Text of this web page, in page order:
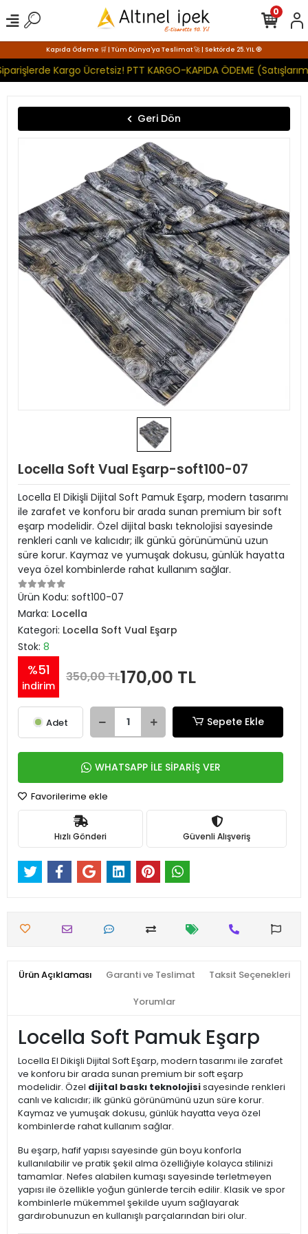
Kapıda Ödeme 🛒 | Tüm Dünya'ya Teslimat 🚀 | Sektörde 25. YIL 🧿
Kargo Ücretsiz! PTT KARGO-KAPIDA ÖDEME
0
Geri Dön
Locella Soft Vual Eşarp-soft100-07
Locella El Dikişli Dijital Soft Pamuk Eşarp, modern tasarımı
ile zarafet ve konforu bir arada sunan premium bir soft
eşarp modelidir. Özel dijital baskı teknolojisi sayesinde
renkleri canlı ve kalıcıdır; ilk günkü görünümünü uzun
süre korur. Kaymaz ve yumuşak dokusu, günlük hayatta
veya özel kombinlerde rahat kullanım sağlar.
Ürün Kodu: soft100-07
Marka: Locella
Kategori: Locella Soft Vual Eşarp
Stok: 8
%51
indirim
350,00 TL170,00 TL
Adet Sepete Ekle
WHATSAPP İLE SİPARİŞ VER
Favorilerime ekle
Hızlı Gönderi Güvenli Alışveriş
Ürün Açıklaması Garanti ve Teslimat Taksit Seçenekleri
Yorumlar
Locella Soft Pamuk Eşarp
Locella El Dikişli Dijital Soft Eşarp, modern tasarımı ile zarafet
ve konforu bir arada sunan premium bir soft eşarp
modelidir. Özel dijital baskı teknolojisisayesinde renkleri
canlı ve kalıcıdır; ilk günkü görünümünü uzun süre korur.
Kaymaz ve yumuşak dokusu, günlük hayatta veya özel
kombinlerde rahat kullanım sağlar.
Bu eşarp, hafif yapısı sayesinde gün boyu konforla
kullanılabilir ve pratik şekil alma özelliğiyle kolayca stilinizi
tamamlar. Nefes alabilen kumaşı sayesinde terletmeyen
yapısı ile özellikle yoğun günlerde tercih edilir. Klasik ve spor
kombinlerle mükemmel şekilde uyum sağlayarak
gardırobunuzun en kullanışlı parçalarından biri olur.